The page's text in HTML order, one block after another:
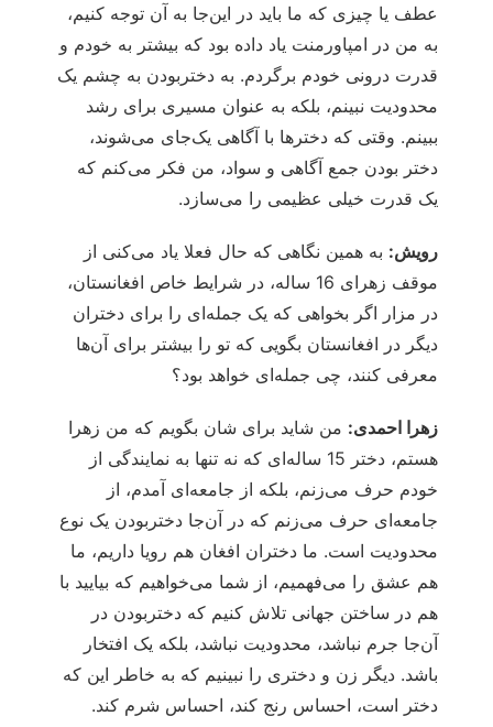
عطف یا چیزی که ما باید در این‌جا به آن توجه کنیم،
به من در امپاورمنت یاد داده بود که بیشتر به خودم و
قدرت درونی خودم برگردم. به دختربودن به چشم یک
محدودیت نبینم، بلکه به عنوان مسیری برای رشد
ببینم. وقتی که دخترها با آگاهی یک‌جای می‌شوند،
دختر بودن جمع آگاهی و سواد، من فکر می‌کنم که
یک قدرت خیلی عظیمی را می‌سازد.
رویش: به همین نگاهی که حال فعلا یاد می‌کنی از
موقف زهرای 16 ساله، در شرایط خاص افغانستان،
در مزار اگر بخواهی که یک جمله‌ای را برای دختران
دیگر در افغانستان بگویی که تو را بیشتر برای آن‌ها
معرفی کنند، چی جمله‌ای خواهد بود؟
زهرا احمدی: من شاید برای شان بگویم که من زهرا
هستم، دختر 15 ساله‌ای که نه تنها به نمایندگی از
خودم حرف می‌زنم، بلکه از جامعه‌ای آمدم، از
جامعه‌ای حرف می‌زنم که در آن‌جا دختربودن یک نوع
محدودیت است. ما دختران افغان هم رویا داریم، ما
هم عشق را می‌فهمیم، از شما می‌خواهیم که بیایید با
هم در ساختن جهانی تلاش کنیم که دختربودن در
آن‌جا جرم نباشد، محدودیت نباشد، بلکه یک افتخار
باشد. دیگر زن و دختری را نبینیم که به خاطر این که
دختر است، احساس رنج کند، احساس شرم کند.